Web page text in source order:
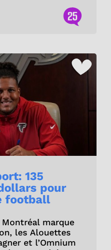
25
135
pour
football
marque
les Alouettes
et l’Omnium